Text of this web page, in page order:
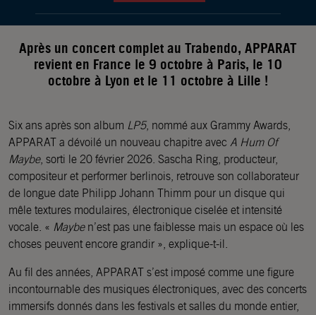
Après un concert complet au Trabendo, APPARAT
revient en France le 9 octobre à Paris, le 10
octobre à Lyon et le 11 octobre à Lille !
Six ans après son album LP5, nommé aux Grammy Awards,
APPARAT a dévoilé un nouveau chapitre avec A Hum Of
Maybe, sorti le 20 février 2026. Sascha Ring, producteur,
compositeur et performer berlinois, retrouve son collaborateur
de longue date Philipp Johann Thimm pour un disque qui
mêle textures modulaires, électronique ciselée et intensité
vocale. « Mayben’est pas une faiblesse mais un espace où les
choses peuvent encore grandir », explique-t-il.
Au fil des années, APPARAT s’est imposé comme une figure
incontournable des musiques électroniques, avec des concerts
immersifs donnés dans les festivals et salles du monde entier,